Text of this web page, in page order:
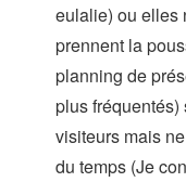
eulalie) ou elles
prennent la
planning de
plus
visiteurs mais
du temps (Je